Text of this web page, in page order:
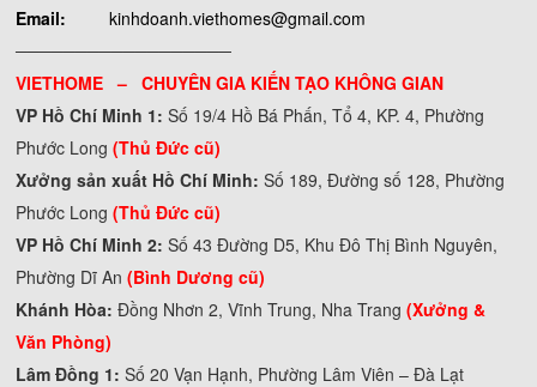
Email:
kinhdoanh.viethomes@gmail.com
──────────────────
VIETHOME – CHUYÊN GIA KIẾN TẠO KHÔNG GIAN
VP Hồ Chí Minh 1: Số 19/4 Hồ Bá Phấn, Tổ 4, KP. 4, Phường
Phước Long(Thủ Đức cũ)
Xưởng sản xuất Hồ Chí Minh: Số 189, Đường số 128, Phường
Phước Long(Thủ Đức cũ)
VP Hồ Chí Minh 2: Số 43 Đường D5, Khu Đô Thị Bình Nguyên,
Phường Dĩ An (Bình Dương cũ)
Khánh Hòa:Đồng Nhơn 2, Vĩnh Trung, Nha Trang (Xưởng &
Văn Phòng)
Lâm Đồng 1:Số 20 Vạn Hạnh, Phường Lâm Viên – Đà Lạt